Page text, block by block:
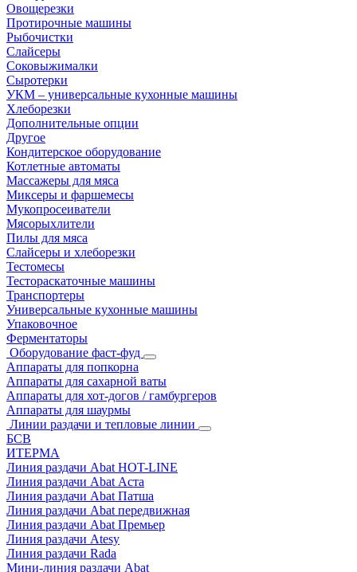
Овощерезки
Протирочные машины
Рыбочистки
Слайсеры
Соковыжималки
Сыротерки
УКМ – универсальные кухонные машины
Хлеборезки
Дополнительные опции
Другое
Кондитерское оборудование
Котлетные автоматы
Массажеры для мяса
Миксеры и фаршемесы
Мукопросеиватели
Мясорыхлители
Пилы для мяса
Слайсеры и хлеборезки
Тестомесы
Тестораскаточные машины
Транспортеры
Универсальные кухонные машины
Упаковочное
Ферментаторы
Оборудование фаст-фуд
Аппараты для попкорна
Аппараты для сахарной ваты
Аппараты для хот-догов / гамбургеров
Аппараты для шаурмы
Линии раздачи и тепловые линии
БСВ
ИТЕРМА
Линия раздачи Abat HOT-LINE
Линия раздачи Abat Аста
Линия раздачи Abat Патша
Линия раздачи Abat передвижная
Линия раздачи Abat Премьер
Линия раздачи Atesy
Линия раздачи Rada
Мини-линия раздачи Abat